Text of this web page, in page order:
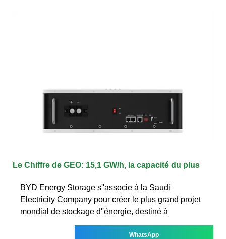
Le Chiffre de GEO: 15,1 GW/h, la capacité du plus
BYD Energy Storage s''associe à la Saudi
Electricity Company pour créer le plus grand projet
mondial de stockage d''énergie, destiné à
WhatsApp